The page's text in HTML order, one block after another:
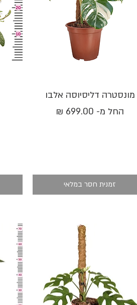
תצוגה מהירה
מונסטרה דליסיוסה אלבו
החל מ-
מחיר מבצע
זמנית חסר במלאי